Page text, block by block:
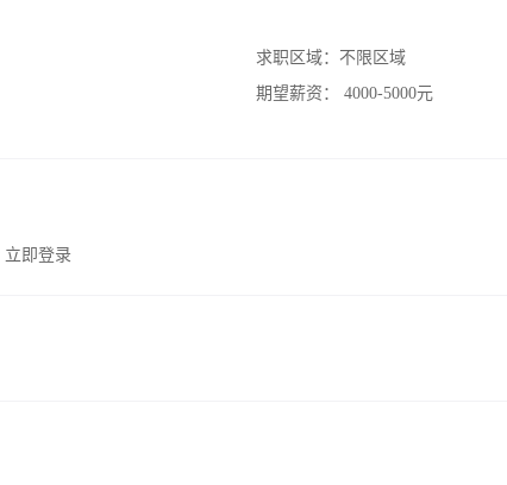
求职区域： 不限区域
期望薪资：
4000-5000元
立即登录